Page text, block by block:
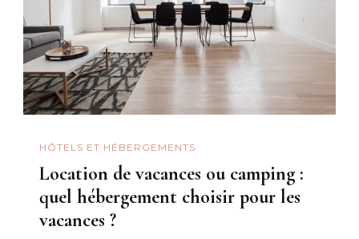
HÔTELS ET HÉBERGEMENTS
Location de vacances ou camping :
quel hébergement choisir pour les
vacances ?